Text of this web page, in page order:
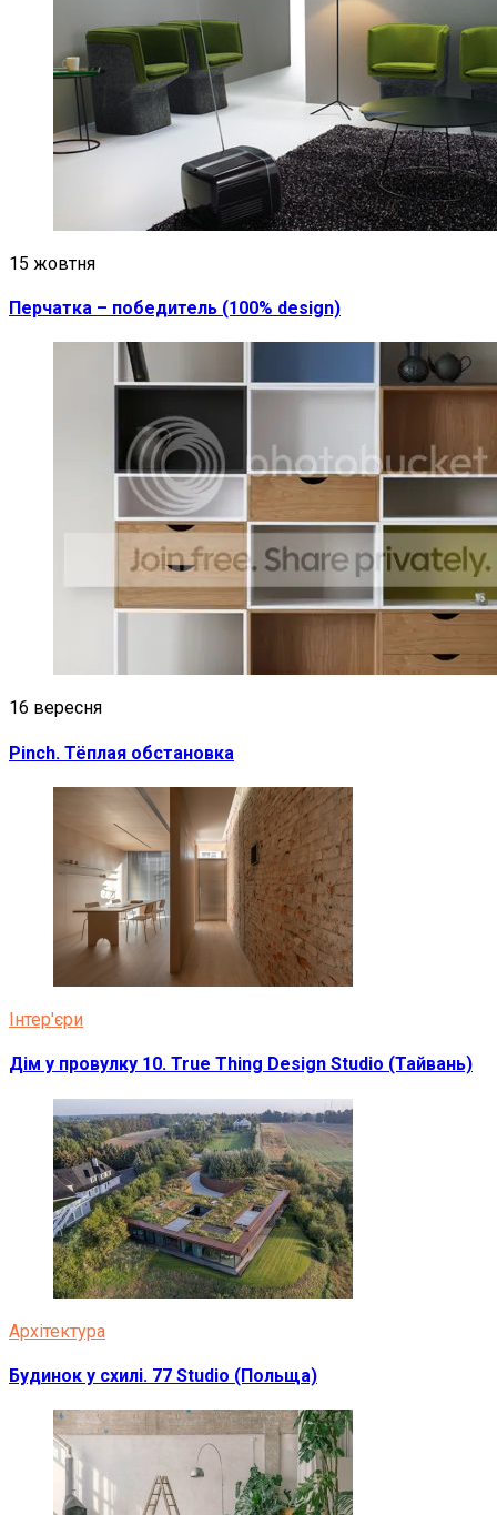
15 жовтня
Перчатка – победитель (100% design)
16 вересня
Pinch. Тёплая обстановка
Інтер'єри
Дім у провулку 10. True Thing Design Studio (Тайвань)
Архітектура
Будинок у схилі. 77 Studio (Польща)